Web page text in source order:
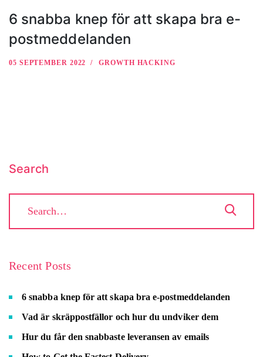
6 snabba knep för att skapa bra e-
postmeddelanden
05 SEPTEMBER 2022 GROWTH HACKING
Search
Recent Posts
6 snabba knep för att skapa bra e-postmeddelanden
Vad är skräppostfällor och hur du undviker dem
Hur du får den snabbaste leveransen av emails